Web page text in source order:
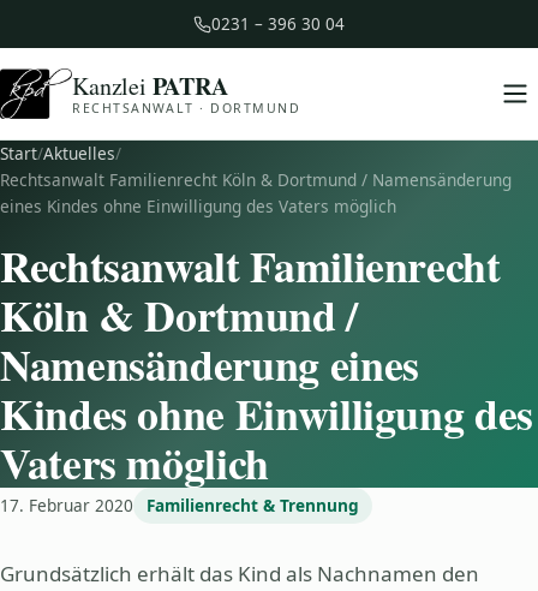
0231 – 396 30 04
Kanzlei PATRA
RECHTSANWALT · DORTMUND
Start/Aktuelles/
Rechtsanwalt Familienrecht Köln & Dortmund / Namensänderung
eines Kindes ohne Einwilligung des Vaters möglich
Rechtsanwalt Familienrecht
Köln & Dortmund /
Namensänderung eines
Kindes ohne Einwilligung des
Vaters möglich
17. Februar 2020 Familienrecht & Trennung
Grundsätzlich erhält das Kind als Nachnamen den